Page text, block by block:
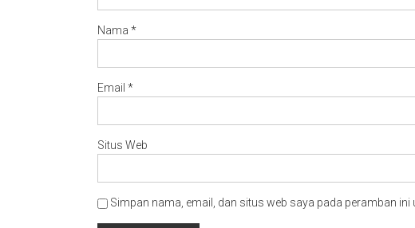
Nama *
Email *
Situs Web
Simpan nama, email, dan situs web saya pada peramban